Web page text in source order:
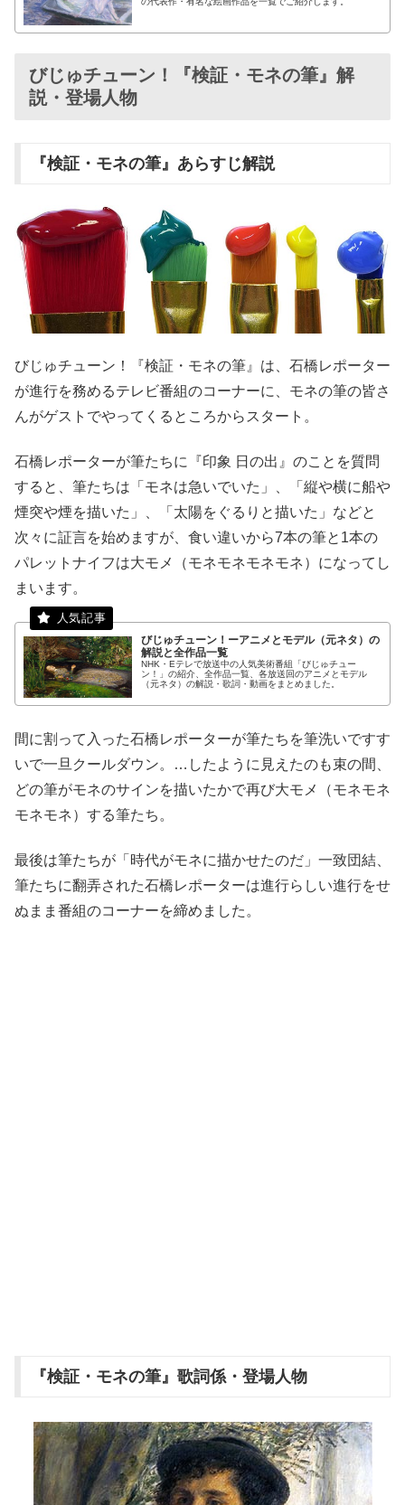
びじゅチューン！『検証・モネの筆』解
説・登場人物
『検証・モネの筆』あらすじ解説
びじゅチューン！『検証・モネの筆』は、石橋レポーター
が進行を務めるテレビ番組のコーナーに、モネの筆の皆さ
んがゲストでやってくるところからスタート。
石橋レポーターが筆たちに『印象 日の出』のことを質問
すると、筆たちは「モネは急いでいた」、「縦や横に船や
煙突や煙を描いた」、「太陽をぐるりと描いた」などと
次々に証言を始めますが、食い違いから7本の筆と1本の
パレットナイフは大モメ（モネモネモネモネ）になってし
まいます。
びじゅチューン！ーアニメとモデル（元ネタ）の
解説と全作品一覧
NHK・Eテレで放送中の人気美術番組「びじゅチュー
ン！」の紹介、全作品一覧、各放送回のアニメとモデル
（元ネタ）の解説・歌詞・動画をまとめました。
間に割って入った石橋レポーターが筆たちを筆洗いですす
いで一旦クールダウン。…したように見えたのも束の間、
どの筆がモネのサインを描いたかで再び大モメ（モネモネ
モネモネ）する筆たち。
最後は筆たちが「時代がモネに描かせたのだ」一致団結、
筆たちに翻弄された石橋レポーターは進行らしい進行をせ
ぬまま番組のコーナーを締めました。
『検証・モネの筆』歌詞係・登場人物